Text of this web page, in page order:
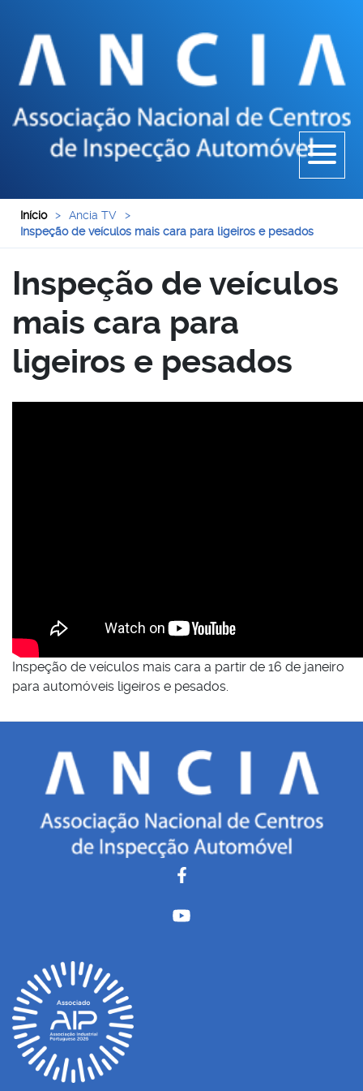
Início > Ancia TV
>
Inspeção de veículos mais cara para ligeiros e pesados
Inspeção de veículos
mais cara para
ligeiros e pesados
Inspeção de veículos mais cara a partir de 16 de janeiro
para automóveis ligeiros e pesados.